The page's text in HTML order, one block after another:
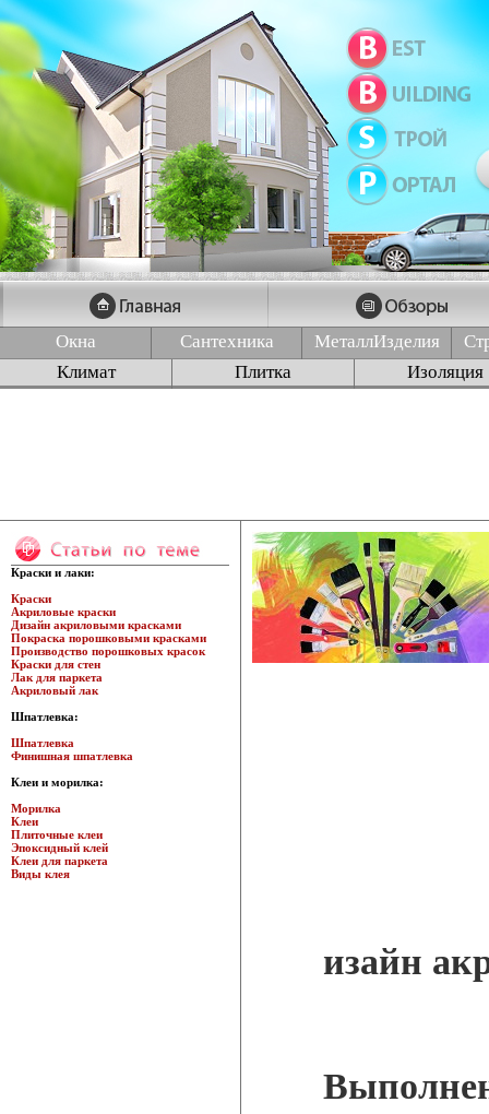
Окна Сантехника МеталлИзделия
Климат
Плитка Изоляция
Краски и лаки:
Краски
Акриловые краски
Дизайн акриловыми красками
Покраска порошковыми красками
Производство порошковых красок
Краски для стен
Лак для паркета
Акриловый лак
Шпатлевка:
Шпатлевка
Финишная шпатлевка
Клеи и морилка:
Морилка
Клеи
Плиточные клеи
Эпоксидный клей
Клеи для паркета
Виды клея
изайн